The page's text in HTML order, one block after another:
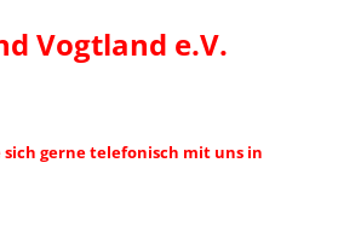
Vogtland e.V.
gerne telefonisch mit uns in